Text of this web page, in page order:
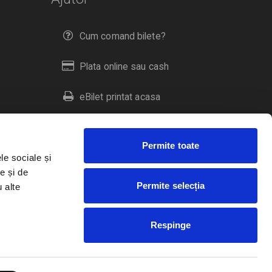
sociale și
și de
alte
Permite toate
Permite selecția
Respinge
Cum comand bilete?
Plata online sau cash
eBilet printat acasa
Livrare prin curier
Duplicare bilete